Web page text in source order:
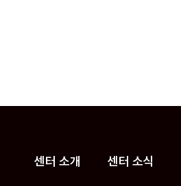
센터 소개 센터 소식